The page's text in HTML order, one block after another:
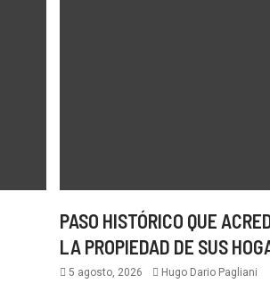
PASO HISTÓRICO QUE
LA PROPIEDAD DE SUS
5 agosto, 2026 Hugo Dario Pagliani